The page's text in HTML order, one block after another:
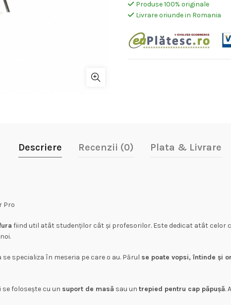
Produse 100% originale
Livrare oriunde in Romania
Descriere Recenzii (0) Plata & Livrare
Pro
fiind util atât studenților cât și profesorilor. Este dedicat atât celor
specializa în meseria pe care o au. Părul se poate vopsi, întinde și
folosește cu un suport de masă sau un trepied pentru cap păpușă.